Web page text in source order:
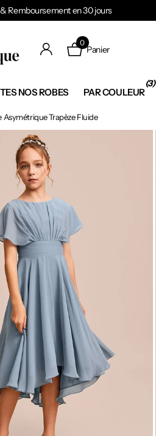
Remboursement en 30 jours
0
Panier
NOS ROBES PAR COULEUR
(3)
Asymétrique Trapèze Fluide